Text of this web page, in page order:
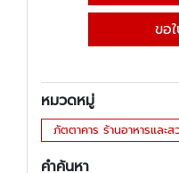
ขอ
หมวดหมู่
ภัตตาคาร ร้านอาหารและส
คำค้นหา